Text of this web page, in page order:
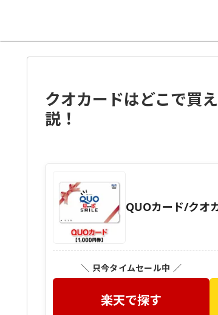
クオカードはどこで買
説！
QUOカード/クオ
＼ 只今タイムセール中 ／
楽天で探す